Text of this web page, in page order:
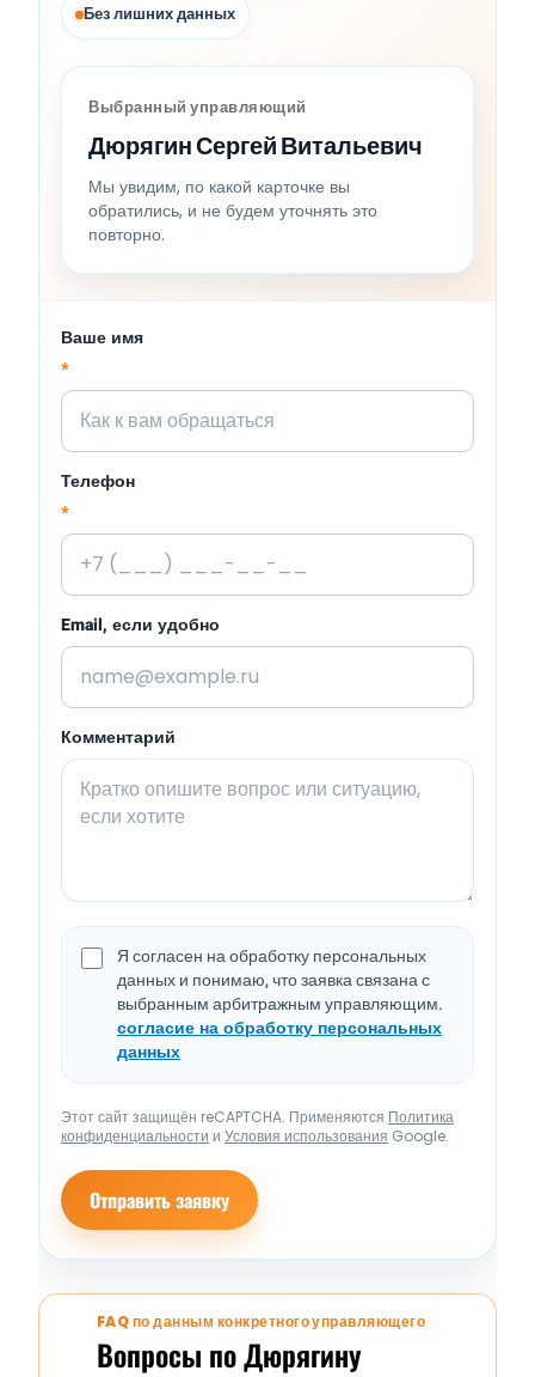
Без лишних данных
Выбранный управляющий
Дюрягин Сергей Витальевич
Мы увидим, по какой карточке вы
обратились, и не будем уточнять это
повторно.
Ваше имя
*
Телефон
*
Email, если удобно
Комментарий
Я согласен на обработку персональных
данных и понимаю, что заявка связана с
выбранным арбитражным управляющим.
согласие на обработку персональных
данных
Этот сайт защищён reCAPTCHA. Применяются Политика
конфиденциальности и Условия использования Google.
Отправить заявку
FAQ по данным конкретного управляющего
Вопросы по Дюрягину